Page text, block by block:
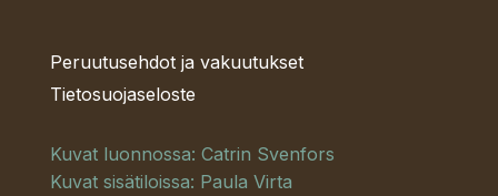
Peruutusehdot ja vakuutukset
Tietosuojaseloste
Kuvat luonnossa: Catrin Svenfors
Kuvat sisätiloissa: Paula Virta